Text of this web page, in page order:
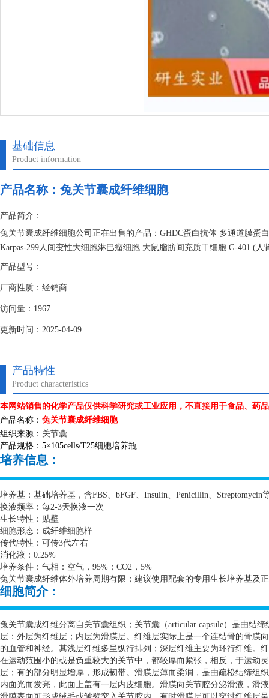
基础信息
Product information
产品名称： 兔关节囊成纤维细胞
产品简介：
兔关节囊成纤维细胞公司正在出售的产品：GHDC蛋白抗体 多通道膜蛋
Karpas-299人间变性大细胞淋巴瘤细胞 大鼠脂肪间充质干细胞 G-401 (
产品型号：
厂商性质：经销商
访问量：1967
更新时间：2025-04-09
产品特性
Product characteristics
本网站销售的化学产品仅供科学研究或工业应用，不直接用于食品、药
产品名称： 兔关节囊成纤维细胞
组织来源： 关节囊
产品规格： 5×105cells/T25细胞培养瓶
培养信息：
培养基：基础培养基，含FBS、 bFGF、 Insulin、 Penicillin、 Streptomycin
换液频率：每2-3天换液一次
生长特性：贴壁
细胞形态：成纤维细胞样
传代特性：可传3代左右
消化液： 0.25%
培养条件：气相：空气， 95% ； CO2 ， 5%
兔关节囊成纤维体外培养周期有限；建议使用配套的专用生长培养基及
细胞简介：
兔关节囊成纤维分离自关节囊组织；关节囊（articular capsule）是由结缔
层：外层为纤维层；内层为滑膜层。纤维层实际上是一个连结骨的骨膜
的血管和神经。其浅层纤维多呈纵行排列；深层纤维主要为环行纤维。
在运动范围小的或是负重较大的关节中，都较厚而紧张，相反，于运动
层；有的部分明显增厚，形成韧带。滑膜层薄而柔润，是由疏松结缔组
内面光而发亮，此面上盖有一层内皮细胞。滑膜向关节腔分泌滑液，滑